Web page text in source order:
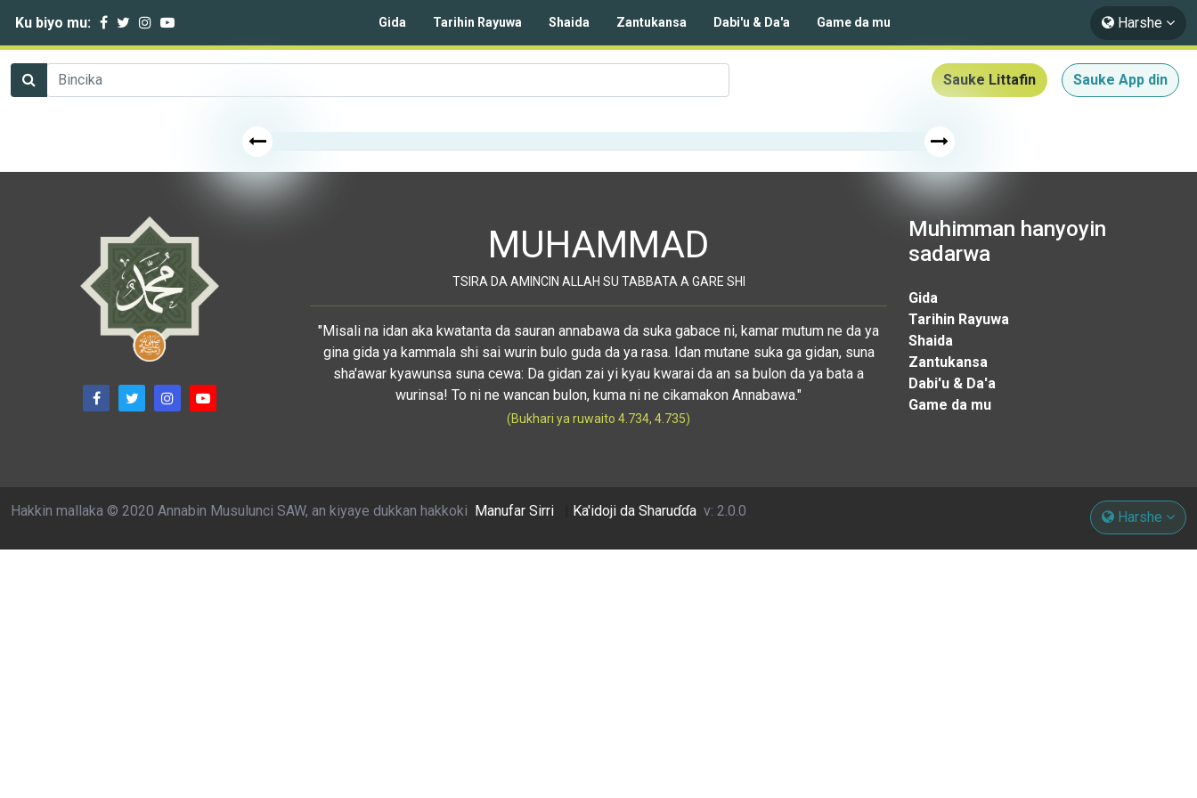
Ku biyo mu: Gida Tarihin Rayuwa Shaida Zantukansa Dabi'u & Da'a Game da mu Harshe
Sauke Littafin Sauke App din
MUHAMMAD
TSIRA DA AMINCIN ALLAH SU TABBATA A GARE SHI
"Misali na idan aka kwatanta da sauran annabawa da suka gabace ni, kamar mutum ne da ya
gina gida ya kammala shi sai wurin bulo guda da ya rasa. Idan mutane suka ga gidan, suna
sha'awar kyawunsa suna cewa: Da gidan zai yi kyau kwarai da an sa bulon da ya bata a
wurinsa! To ni ne wancan bulon, kuma ni ne cikamakon Annabawa."
(Bukhari ya ruwaito 4.734, 4.735)
Muhimman hanyoyin
sadarwa
Gida
Tarihin Rayuwa
Shaida
Zantukansa
Dabi'u & Da'a
Game da mu
Hakkin mallaka © 2020 Annabin Musulunci SAW, an kiyaye dukkan hakkoki Manufar Sirri Ka'idoji da Sharuɗɗa v: 2.0.0 Harshe